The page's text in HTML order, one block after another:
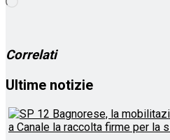
Correlati
Ultime notizie